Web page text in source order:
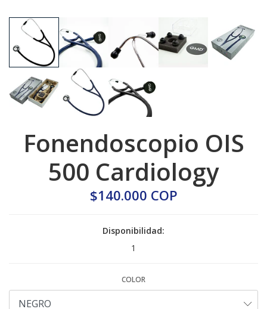
Fonendoscopio OIS
500 Cardiology
$140.000 COP
Disponibilidad:
1
COLOR